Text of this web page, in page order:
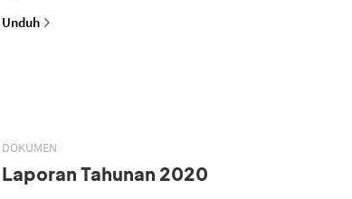
Unduh
DOKUMEN
Laporan Tahunan 2020